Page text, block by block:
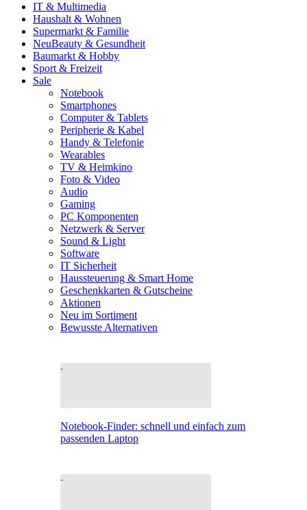
IT & Multimedia
Haushalt & Wohnen
Supermarkt & Familie
NeuBeauty & Gesundheit
Baumarkt & Hobby
Sport & Freizeit
Sale
Notebook
Smartphones
Computer & Tablets
Peripherie & Kabel
Handy & Telefonie
Wearables
TV & Heimkino
Foto & Video
Audio
Gaming
PC Komponenten
Netzwerk & Server
Sound & Light
Software
IT Sicherheit
Haussteuerung & Smart Home
Geschenkkarten & Gutscheine
Aktionen
Neu im Sortiment
Bewusste Alternativen
Notebook-Finder: schnell und einfach zum
passenden Laptop